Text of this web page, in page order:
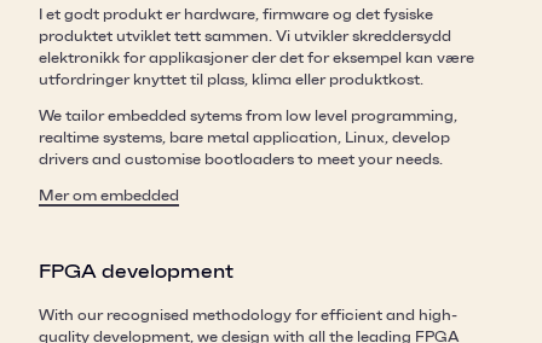
I et godt produkt er hardware, firmware og det fysiske
produktet utviklet tett sammen. Vi utvikler skreddersydd
elektronikk for applikasjoner der det for eksempel kan være
utfordringer knyttet til plass, klima eller produktkost.
We tailor embedded sytems from low level programming,
realtime systems, bare metal application, Linux, develop
drivers and customise bootloaders to meet your needs.
Mer om embedded
FPGA development
With our recognised methodology for efficient and high-
quality development, we design with all the leading FPGA